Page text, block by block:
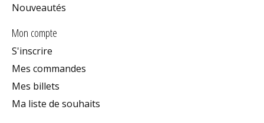
Nouveautés
Mon compte
S'inscrire
Mes commandes
Mes billets
Ma liste de souhaits